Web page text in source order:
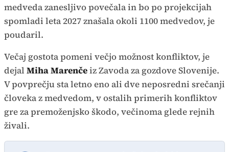
medveda zanesljivo povečala in bo po projekcijah
spomladi leta 2027 znašala okoli 1100 medvedov, je
poudaril.
Večaj gostota pomeni večjo možnost konfliktov, je
dejal Miha Marenčeiz Zavoda za gozdove Slovenije.
V povprečju sta letno eno ali dve neposredni srečanji
človeka z medvedom, v ostalih primerih konfliktov
gre za premoženjsko škodo, večinoma glede rejnih
živali.